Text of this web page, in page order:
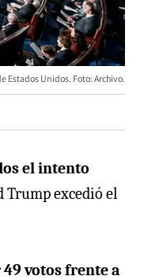
Estados Unidos. Foto: Archivo.
el intento
Trump excedió el
votos frente a